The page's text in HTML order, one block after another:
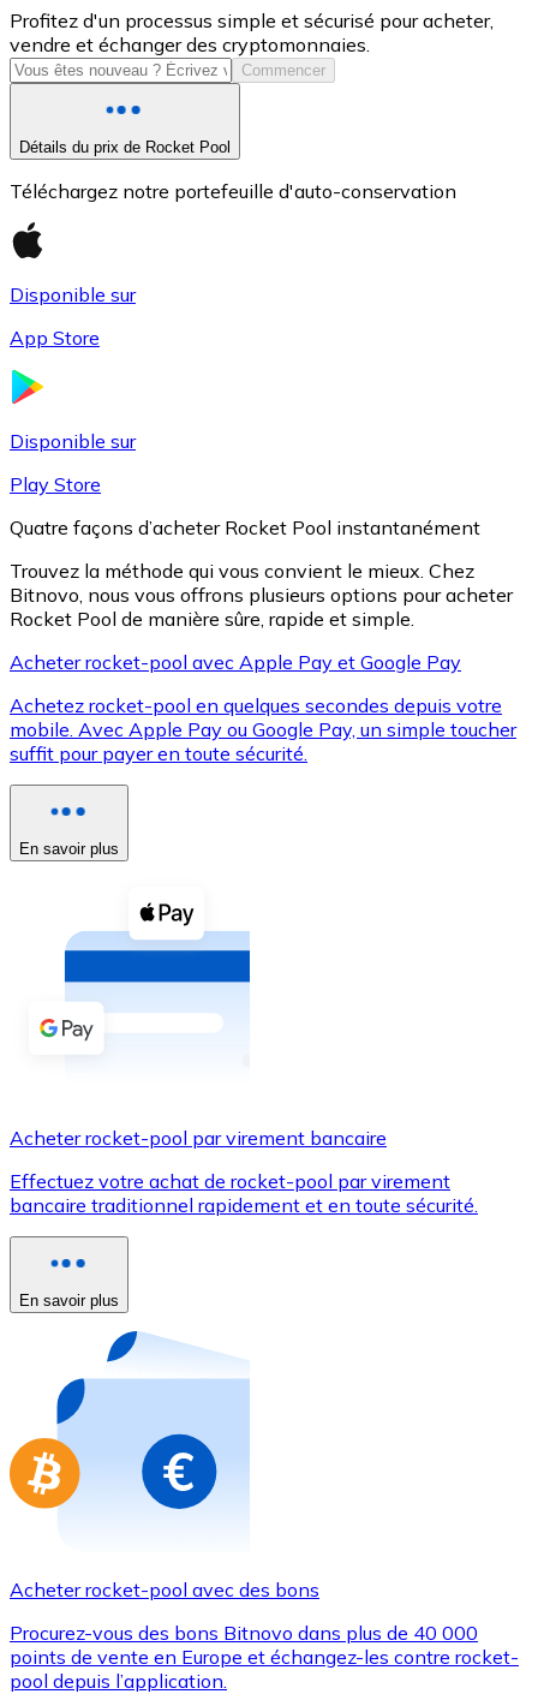
USD Coin
USDC
XRP
XRP
Voir toutes
Coupons crypto
Achetez des cryptomonnaies en espèces et d'autres
Acheter avec espèces
Virement SEPA
Utilisez les cartes Visa et Mastercard pour acheter
Acheter avec carte
Nouveau
Achetez des cartes-cadeaux de vos marques
Aller à la boutique de cartes-cadeaux
Profitez d'un processus simple et sécurisé pour acheter,
vendre et échanger des cryptomonnaies.
Commencer
Détails du prix de Rocket Pool
Téléchargez notre portefeuille d'auto-conservation
Disponible sur
App Store
Disponible sur
Play Store
Quatre façons d’acheter Rocket Pool instantanément
Trouvez la méthode qui vous convient le mieux. Chez
Bitnovo, nous vous offrons plusieurs options pour acheter
Rocket Pool de manière sûre, rapide et simple.
Acheter rocket-pool avec Apple Pay et Google Pay
Achetez rocket-pool en quelques secondes depuis votre
mobile. Avec Apple Pay ou Google Pay, un simple toucher
suffit pour payer en toute sécurité.
En savoir plus
Acheter rocket-pool par virement bancaire
Effectuez votre achat de rocket-pool par virement
bancaire traditionnel rapidement et en toute sécurité.
En savoir plus
Acheter rocket-pool avec des bons
Procurez-vous des bons Bitnovo dans plus de 40 000
points de vente en Europe et échangez-les contre rocket-
pool depuis l’application.